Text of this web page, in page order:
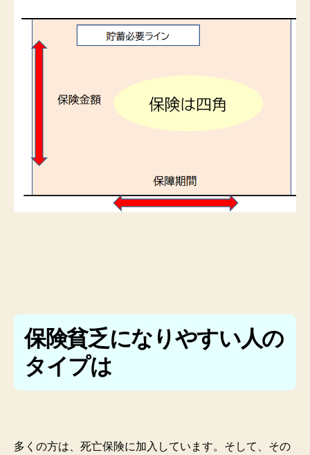
保険貧乏になりやすい人の
タイプは
多くの方は、死亡保険に加入しています。そして、その